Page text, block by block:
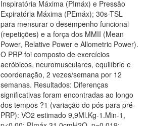
Inspiratória Máxima (PImáx) e Pressão
Expiratória Máxima (PEmáx); 30s-TSL
para mensurar o desempenho funcional
(repetições) e a força dos MMII (Mean
Power, Relative Power e Allometric Power).
O PRP foi composto de exercícios
aeróbicos, neuromusculares, equilíbrio e
coordenação, 2 vezes/semana por 12
semanas. Resultados: Diferenças
significativas foram encontradas ao longo
dos tempos ?1 (variação do pós para pré-
PRP): VO2 estimado 9,9Ml.Kg-1.Min-1,